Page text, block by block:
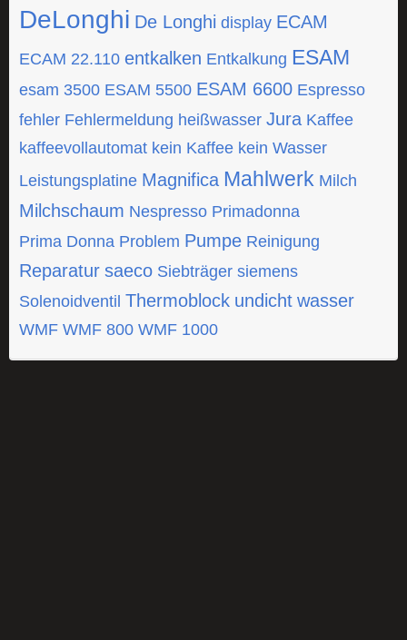
DeLonghi De Longhi display ECAM
ECAM 22.110 entkalken Entkalkung ESAM
esam 3500 ESAM 5500 ESAM 6600 Espresso
fehler Fehlermeldung heißwasser Jura Kaffee
kaffeevollautomat kein Kaffee kein Wasser
Leistungsplatine Magnifica Mahlwerk Milch
Milchschaum Nespresso Primadonna
Prima Donna Problem Pumpe Reinigung
Reparatur saeco Siebträger siemens
Solenoidventil Thermoblock undicht wasser
WMF WMF 800 WMF 1000